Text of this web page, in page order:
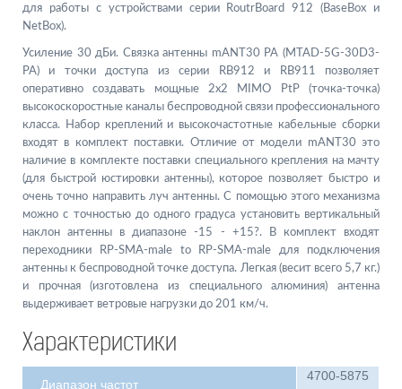
для работы с устройствами серии RoutrBoard 912 (BaseBox и
NetBox).
Усиление 30 дБи. Связка антенны mANT30 PA (MTAD-5G-30D3-
PA) и точки доступа из серии RB912 и RB911 позволяет
оперативно создавать мощные 2x2 MIMO PtP (точка-точка)
высокоскоростные каналы беспроводной связи профессионального
класса. Набор креплений и высокочастотные кабельные сборки
входят в комплект поставки. Отличие от модели mANT30 это
наличие в комплекте поставки специального крепления на мачту
(для быстрой юстировки антенны), которое позволяет быстро и
очень точно направить луч антенны. С помощью этого механизма
можно с точностью до одного градуса установить вертикальный
наклон антенны в диапазоне -15 - +15?. В комплект входят
переходники RP-SMA-male to RP-SMA-male для подключения
антенны к беспроводной точке доступа. Легкая (весит всего 5,7 кг.)
и прочная (изготовлена из специального алюминия) антенна
выдерживает ветровые нагрузки до 201 км/ч.
Характеристики
Диапазон частот
4700-5875